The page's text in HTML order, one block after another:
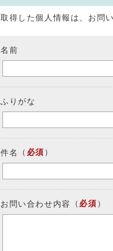
取得した個人情報は、お問
名前
ふりがな
件名 （ 必須 ）
お問い合わせ内容 （ 必須 ）